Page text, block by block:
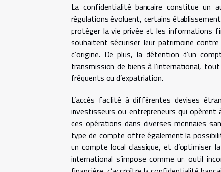
La confidentialité bancaire constitue un
régulations évoluent, certains
protéger la vie privée et les informations
souhaitent sécuriser leur patrimoine
d’origine. De plus, la détention d’un
transmission de biens à l’international,
fréquents ou d’expatriation.
L’accès facilité à différentes devises
investisseurs ou entrepreneurs qui opèrent
des opérations dans diverses monnaies
type de compte offre également la
un compte local classique, et d’optimiser
international s’impose comme un outil